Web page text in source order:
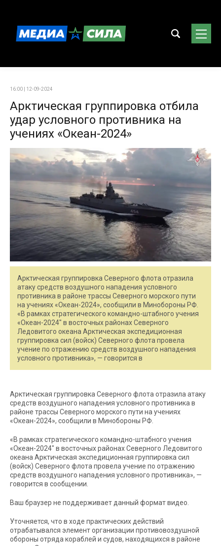
16:00 | 12-09-2024
Арктическая группировка отбила
удар условного противника на
учениях «Океан-2024»
Арктическая группировка Северного флота отразила
атаку средств воздушного нападения условного
противника в районе трассы Северного морского пути
на учениях «Океан-2024», сообщили в Минобороны РФ.
«В рамках стратегического командно-штабного учения
«Океан-2024″ в восточных районах Северного
Ледовитого океана Арктическая экспедиционная
группировка сил (войск) Северного флота провела
учение по отражению средств воздушного нападения
условного противника», — говорится в
Арктическая группировка Северного флота отразила атаку
средств воздушного нападения условного противника в
районе трассы Северного морского пути на учениях
«Океан-2024», сообщили в Минобороны РФ.
«В рамках стратегического командно-штабного учения
«Океан-2024″ в восточных районах Северного Ледовитого
океана Арктическая экспедиционная группировка сил
(войск) Северного флота провела учение по отражению
средств воздушного нападения условного противника», —
говорится в сообщении.
Ваш браузер не поддерживает данный формат видео.
Уточняется, что в ходе практических действий
отрабатывался элемент организации противовоздушной
обороны отряда кораблей и судов, находящихся в районе